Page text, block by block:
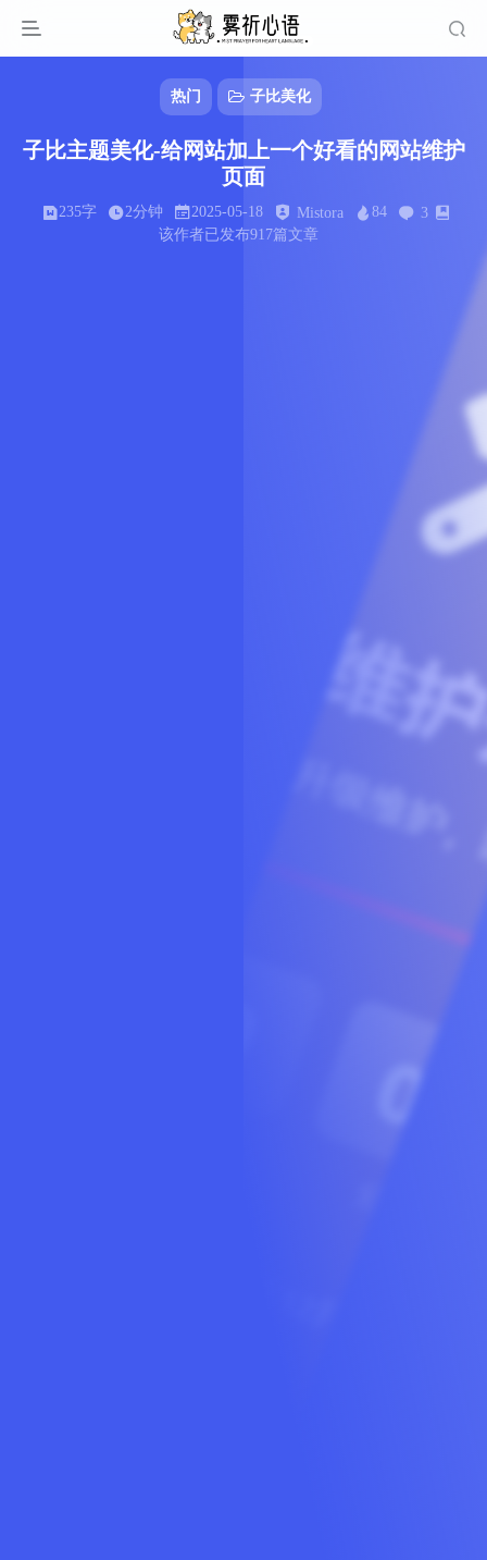
热门 子比美化
子比主题美化-给网站加上一个好看的网站维护
页面
235字 2分钟 2025-05-18 Mistora 84
3
该作者已发布917篇文章